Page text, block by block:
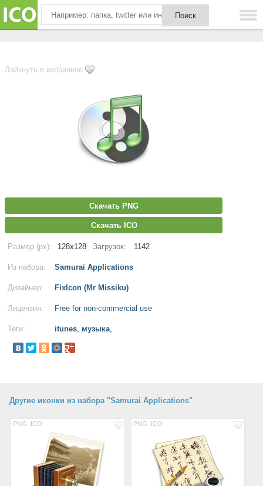
Лайкнуть в избранное
Скачать PNG
Скачать ICO
Размер (px): 128x128 Загрузок: 1142
Из набора: Samurai Applications
Дизайнер: FixIcon (Mr Missiku)
Лицензия: Free for non-commercial use
Теги: itunes, музыка,
Другие иконки из набора "Samurai Applications"
PNG ICO PNG ICO